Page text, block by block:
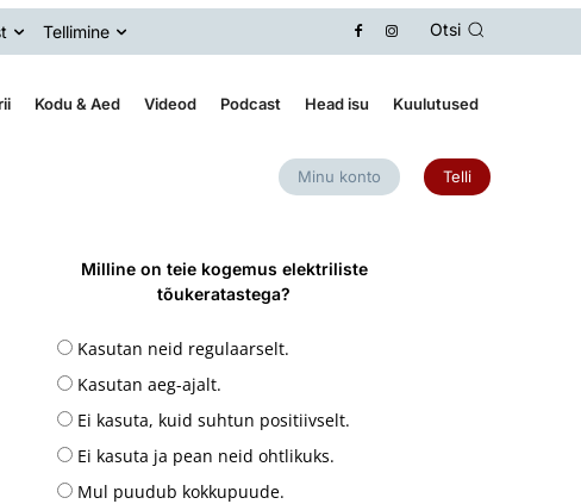
Tellimine Otsi
Kodu & Aed Videod Podcast Head isu Kuulutused
Minu konto Telli
Milline on teie kogemus elektriliste
tõukeratastega?
Kasutan neid regulaarselt.
Kasutan aeg-ajalt.
Ei kasuta, kuid suhtun positiivselt.
Ei kasuta ja pean neid ohtlikuks.
Mul puudub kokkupuude.